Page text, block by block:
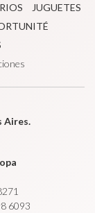
JUGUETES
Aires.
6093